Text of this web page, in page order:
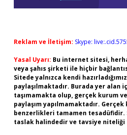
Reklam ve İletişim: Skype:
Yasal Uyarı: Bu internet sitesi,
veya şahıs şirketi ile hiçbir
Sitede yalnızca kendi
paylaşılmaktadır. Burada yer alan
taşımamakta olup, gerçek kurum
paylaşım yapılmamaktadır.
benzerlikleri tamamen
taslak halindedir ve tavsiye niteliği